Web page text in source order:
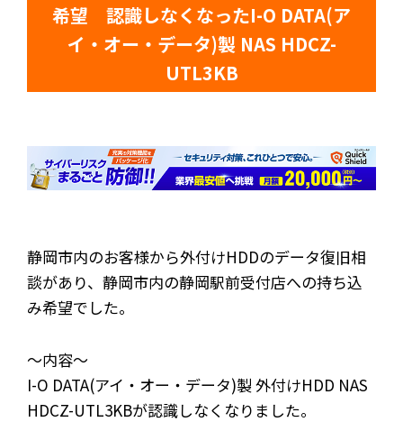
希望 認識しなくなったI-O DATA(ア
イ・オー・データ)製 NAS HDCZ-
UTL3KB
静岡市内のお客様から外付けHDDのデータ復旧相
談があり、静岡市内の静岡駅前受付店への持ち込
み希望でした。
～内容～
I-O DATA(アイ・オー・データ)製 外付けHDD NAS
HDCZ-UTL3KBが認識しなくなりました。